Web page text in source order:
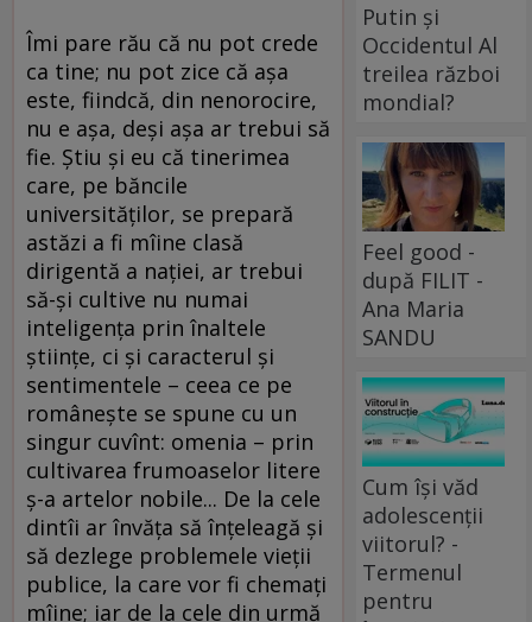
Îmi pare rău că nu pot crede
ca tine; nu pot zice că aşa
este, fiindcă, din nenorocire,
nu e aşa, deşi aşa ar trebui să
fie. Ştiu şi eu că tinerimea
care, pe băncile
universităţilor, se prepară
astăzi a fi mîine clasă
dirigentă a naţiei, ar trebui
să-şi cultive nu numai
inteligenţa prin înaltele
ştiinţe, ci şi caracterul şi
sentimentele – ceea ce pe
româneşte se spune cu un
singur cuvînt: omenia – prin
cultivarea frumoaselor litere
ş-a artelor nobile... De la cele
dintîi ar învăţa să înţeleagă şi
să dezlege problemele vieţii
publice, la care vor fi chemaţi
mîine; iar de la cele din urmă
Putin și
Occidentul Al
treilea război
mondial?
Feel good -
după FILIT -
Ana Maria
SANDU
Cum își văd
adolescenții
viitorul? -
Termenul
pentru